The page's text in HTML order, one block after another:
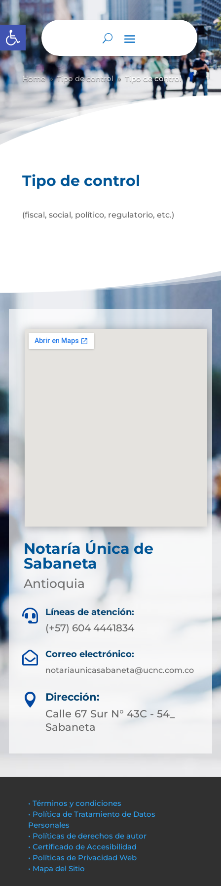
Abrir barra de herramientas
Home 9 Tipo de control 9 Tipo de control
Tipo de control
(fiscal, social, político, regulatorio, etc.)
Notaría Única de
Sabaneta
Antioquia
 Líneas de atención:
(+57) 604 4441834
 Correo electrónico:
notariaunicasabaneta@ucnc.com.co

Dirección:
Calle 67 Sur N° 43C - 54_
Sabaneta
• Términos y condiciones
• Política de Tratamiento de Datos
Personales
• Políticas de derechos de autor
• Certificado de Accesibilidad
• Políticas de Privacidad Web
• Mapa del Sitio